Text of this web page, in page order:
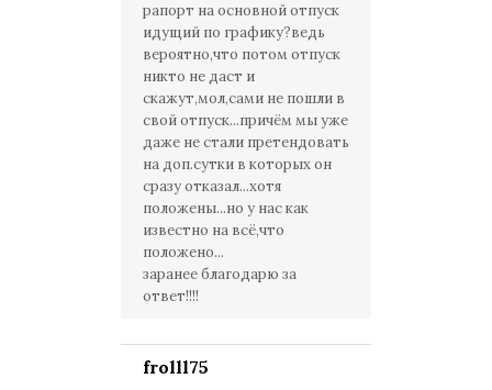
рапорт на основной отпуск
идущий по графику?ведь
вероятно,что потом отпуск
никто не даст и
скажут,мол,сами не пошли в
свой отпуск...причём мы уже
даже не стали претендовать
на доп.сутки в которых он
сразу отказал...хотя
положены...но у нас как
известно на всё,что
положено...
заранее благодарю за
ответ!!!!
frolll75